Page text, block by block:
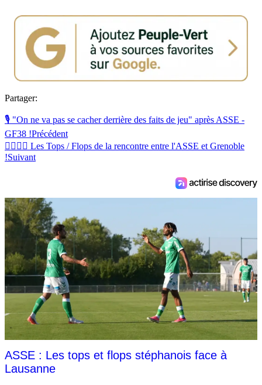
Partager:
🎙️ "On ne va pas se cacher derrière des faits de jeu" après ASSE -
GF38 !Précédent
👍🏻👎🏼 Les Tops / Flops de la rencontre entre l'ASSE et Grenoble
!Suivant
ASSE : Les tops et flops stéphanois face à
Lausanne